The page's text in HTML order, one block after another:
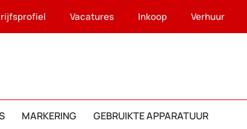
Vacatures Inkoop Verhuur
MARKERING GEBRUIKTE APPARATUUR